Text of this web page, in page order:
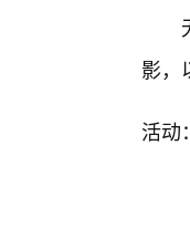
影，
活动